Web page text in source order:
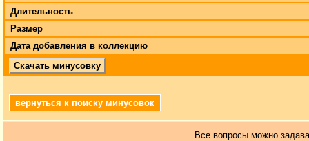
Длительность
Размер
Дата добавления в коллекцию
Скачать минусовку
вернуться к поиску минусовок
Все вопросы можно